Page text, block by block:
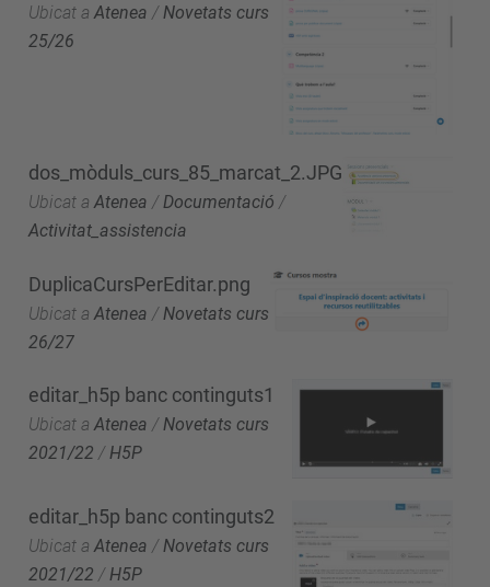
Ubicat a Atenea / Novetats curs
25/26
dos_mòduls_curs_85_marcat_2.JPG
Ubicat a Atenea /Documentació /
Activitat_assistencia
DuplicaCursPerEditar.png
Ubicat a Atenea / Novetats curs
26/27
editar_h5p banc continguts1
Ubicat a Atenea /Novetats curs
2021/22 /H5P
editar_h5p banc continguts2
Ubicat a Atenea /Novetats curs
2021/22 /H5P